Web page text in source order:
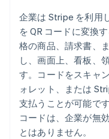
企業は Stripe を利用
を QR コードに変換
格の商品、請求書、
し、画面上、看板、
す。コードをスキャ
ォレット、または
支払うことが可能で
コードは、企業が無
とはありません。